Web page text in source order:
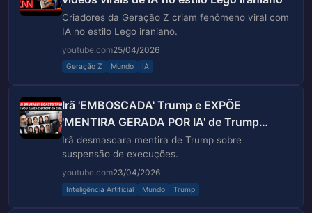
Criadores da Geração Z criam fenômeno viral com
IA no estilo Lego iraniano.
youtube.com25/04/2026
Geração Z Mundo IA
Irã 'EMBOSCADA' Trump e EXPÕE
'MENTIRA GERADA POR IA' de Trump
sobre a suspensão das 'execuções' ...
Irã desmascara mentira de Trump sobre
suspensão de execuções.
youtube.com23/04/2026
Inteligência Artificial Mundo Trump